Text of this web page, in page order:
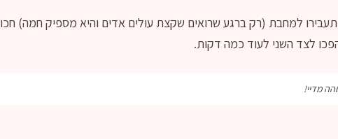
למחבת (רק ברגע שרואים שקצת עולים אדים והיא מספיק חמה) חכו
לצד השני לעוד כמה דקות.
מדיי!